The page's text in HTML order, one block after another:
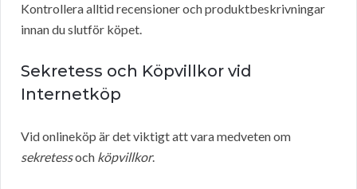
Kontrollera alltid recensioner och produktbeskrivningar
innan du slutför köpet.
Sekretess och Köpvillkor vid
Internetköp
Vid onlineköp är det viktigt att vara medveten om
sekretessoch köpvillkor.